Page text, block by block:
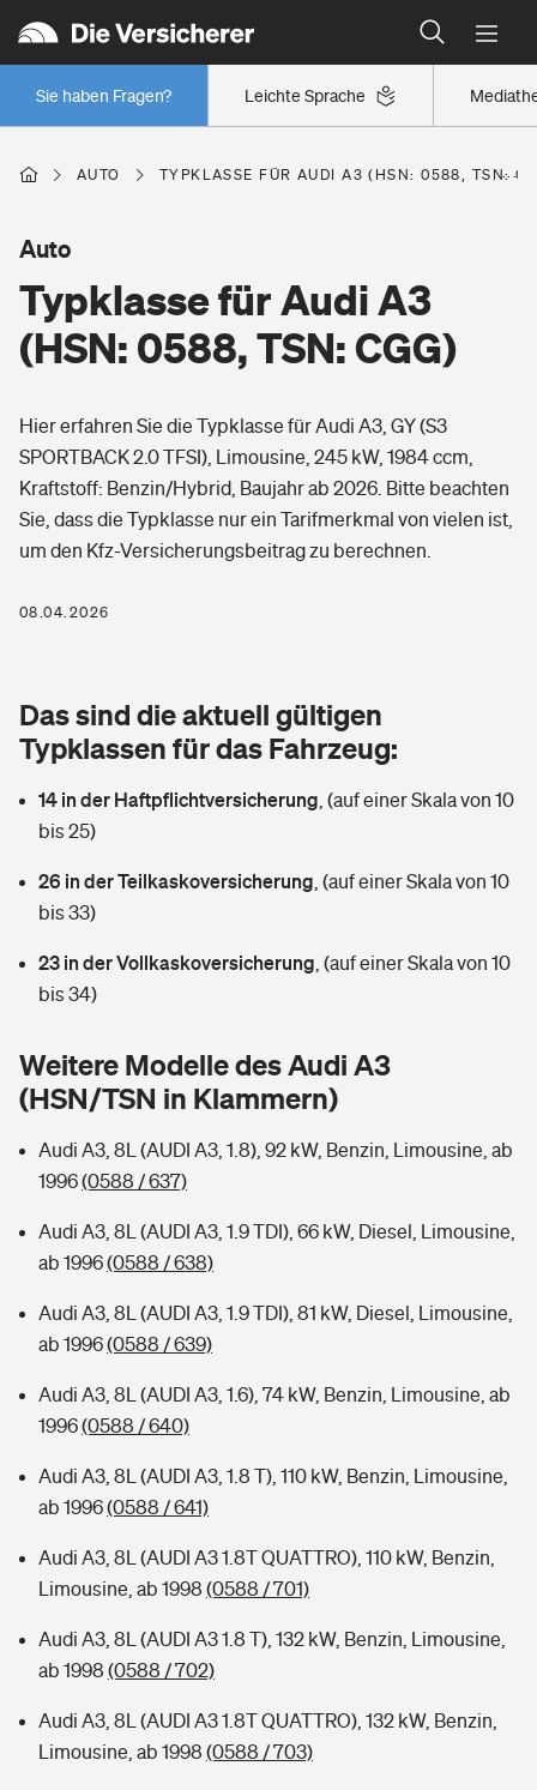
Leichte Sprache
Sie haben Fragen?
Wer versichert was: Jetzt Versicherer finden
Regionalklassen: So ist Ihre Region eingestuft
Wer versichert was: Jetzt Versicherer finden
Berufsunfähigkeitsversicherung
Erwerbsunfähigkeitsversicherung
Grundfähigkeitsversicherung
Arbeitsrechtsschutz
Berufshaftpflichtversicherung
Zur Übersicht
Tools
Sie haben Fragen?
Wohnen
Elementarversicherung
Glasversicherung
Restkreditversicherung
Zur Übersicht
Tools
Wer versichert was: Jetzt Versicherer finden
Sie haben Fragen?
Freizeit
Pri­vate Haft­pflicht­
Kinderunfall­ver­si­che­rung
Kinderinvalidität
Reiseversicherung
Pferdehalter-Haftpflicht
Handyversicherung
Musikinstrumentenversicherung
Zur Übersicht
Tools
Kinderunfall-Check: Mehr Sicherheit für deine Kids
Typklassen: So ist Ihr Auto eingestuft
Gesundheit
Private Krankenversicherung
Dread-Disease-Versicherung
Tierkrankenversicherung
Sie haben Fragen?
Rentenrechner: Wie viel Geld bekomme ich im Alter?
AUTO TYPKLASSE FÜR AUDI A3 (HSN: 0588, TSN:
Typklasse für Audi A3
(HSN: 0588, TSN: CGG)
Auto
Hier erfahren Sie die Typklasse für Audi A3, GY (S3
SPORTBACK 2.0 TFSI), Limousine, 245 kW, 1984 ccm,
Kraftstoff: Benzin/Hybrid, Baujahr ab 2026. Bitte beachten
Sie, dass die Typklasse nur ein Tarifmerkmal von vielen ist,
um den Kfz-Versicherungsbeitrag zu berechnen.
08.04.2026
Das sind die aktuell gültigen
Typklassen für das Fahrzeug:
14 in der Haftpflichtversicherung (auf einer Skala von 10
bis 25)
26 in der Teilkaskoversicherung (auf einer Skala von 10
bis 33)
23 in der Vollkaskoversicherung (auf einer Skala von 10
bis 34)
Weitere Modelle des Audi A3
(HSN/TSN in Klammern)
Audi A3, 8L (AUDI A3, 1.8), 92 kW, Benzin, Limousine, ab
1996(0588 / 637)
Audi A3, 8L (AUDI A3, 1.9 TDI), 66 kW, Diesel, Limousine,
ab 1996(0588 / 638)
Audi A3, 8L (AUDI A3, 1.9 TDI), 81 kW, Diesel, Limousine,
ab 1996(0588 / 639)
Audi A3, 8L (AUDI A3, 1.6), 74 kW, Benzin, Limousine, ab
1996(0588 / 640)
Audi A3, 8L (AUDI A3, 1.8 T), 110 kW, Benzin, Limousine,
ab 1996(0588 / 641)
Audi A3, 8L (AUDI A3 1.8T QUATTRO), 110 kW, Benzin,
Limousine, ab 1998 (0588 / 701)
Audi A3, 8L (AUDI A3 1.8 T), 132 kW, Benzin, Limousine,
ab 1998 (0588 / 702)
Audi A3, 8L (AUDI A3 1.8T QUATTRO), 132 kW, Benzin,
Limousine, ab 1998 (0588 / 703)